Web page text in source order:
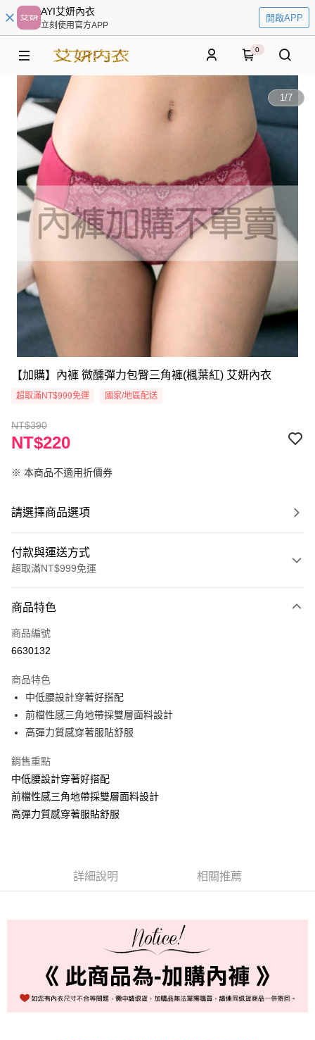
AYI艾妍內衣
立刻使用官方APP
開啟APP
0
1/7
【加購】內褲 微醺彈力包臀三角褲(楓葉紅) 艾妍內衣
超取滿NT$999免運 國家/地區配送
NT$390
NT$220
※ 本商品不適用折價券
請選擇商品選項
付款與運送方式
超取滿NT$999免運
信用卡一次付款
超商取貨付款
ATM付款
運送方式
付款後全家取貨
每筆NT$60，滿NT$999(含以上)免運費
每筆NT$80，滿NT$999(含以上)免運費
國際順豐速運 查看運費
商品特色
商品編號
6630132
商品特色
中低腰設計穿著好搭配
前檔性感三角地帶採雙層面料設計
高彈力質感穿著服貼舒服
銷售重點
中低腰設計穿著好搭配
前檔性感三角地帶採雙層面料設計
高彈力質感穿著服貼舒服
詳細說明 相關推薦